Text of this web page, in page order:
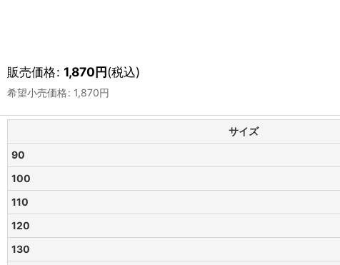
販売価格: 1,870円(税込)
希望小売価格: 1,870円
サイズ
90
100
110
120
130